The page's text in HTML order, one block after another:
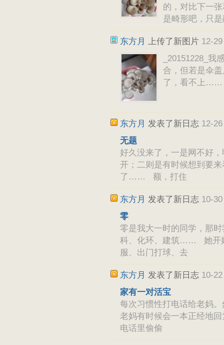
的，对比下一
是畸形吧，只
东方月 上传了新图片 12-
_20151228_
合，但若是伞
了，看不上……
东方月 发表了新日志 12-
无题
好久没来了，一是网不好
开；二则是有时候想到要
了…… 额，打住
东方月 发表了新日志 10-
零
零是我大一时的同学，那
科、化环、建筑…… 她开
服、出门打球、去
东方月 发表了新日志 10-
家有一对活宝
每次习惯性打电话给老妈
老妈有时候会一本正经地
电话里偷偷